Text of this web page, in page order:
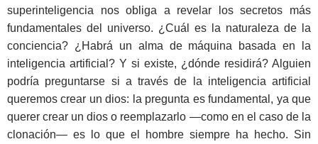
superinteligencia nos obliga a revelar los secretos más
fundamentales del universo. ¿Cuál es la naturaleza de la
conciencia? ¿Habrá un alma de máquina basada en la
inteligencia artificial? Y si existe, ¿dónde residirá? Alguien
podría preguntarse si a través de la inteligencia artificial
queremos crear un dios: la pregunta es fundamental, ya que
querer crear un dios o reemplazarlo —como en el caso de la
clonación— es lo que el hombre siempre ha hecho. Sin